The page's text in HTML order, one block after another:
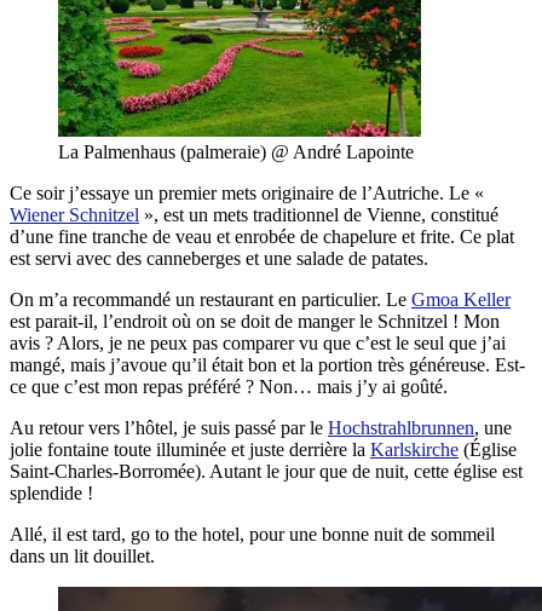
La Palmenhaus (palmeraie) @ André Lapointe
Ce soir j’essaye un premier mets originaire de l’Autriche. Le «
Wiener Schnitzel », est un mets traditionnel de Vienne, constitué
d’une fine tranche de veau et enrobée de chapelure et frite. Ce plat
est servi avec des canneberges et une salade de patates.
On m’a recommandé un restaurant en particulier. Le Gmoa Keller
est parait-il, l’endroit où on se doit de manger le Schnitzel ! Mon
avis ? Alors, je ne peux pas comparer vu que c’est le seul que j’ai
mangé, mais j’avoue qu’il était bon et la portion très généreuse. Est-
ce que c’est mon repas préféré ? Non… mais j’y ai goûté.
Au retour vers l’hôtel, je suis passé par le Hochstrahlbrunnen, une
jolie fontaine toute illuminée et juste derrière la Karlskirche (Église
Saint-Charles-Borromée). Autant le jour que de nuit, cette église est
splendide !
Allé, il est tard, go to the hotel, pour une bonne nuit de sommeil
dans un lit douillet.